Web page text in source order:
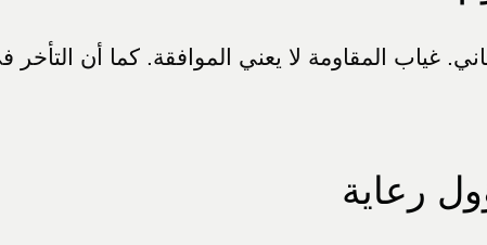
غياب المقاومة لا يعني الموافقة. كما أن التأخر
رعاية